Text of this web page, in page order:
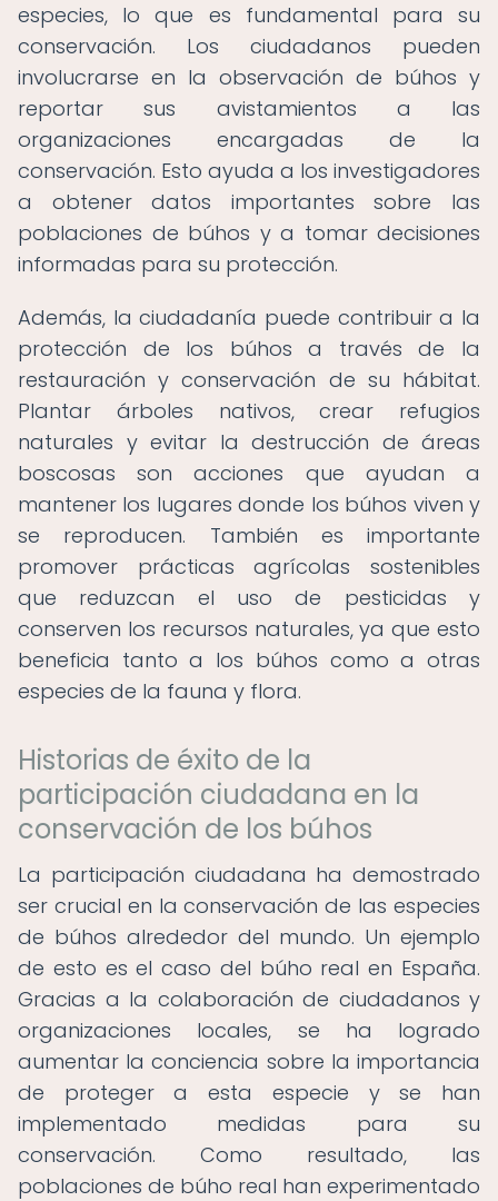
especies, lo que es fundamental para su
conservación. Los ciudadanos pueden
involucrarse en la observación de búhos y
reportar sus avistamientos a las
organizaciones encargadas de la
conservación. Esto ayuda a los investigadores
a obtener datos importantes sobre las
poblaciones de búhos y a tomar decisiones
informadas para su protección.
Además, la ciudadanía puede contribuir a la
protección de los búhos a través de la
restauración y conservación de su hábitat.
Plantar árboles nativos, crear refugios
naturales y evitar la destrucción de áreas
boscosas son acciones que ayudan a
mantener los lugares donde los búhos viven y
se reproducen. También es importante
promover prácticas agrícolas sostenibles
que reduzcan el uso de pesticidas y
conserven los recursos naturales, ya que esto
beneficia tanto a los búhos como a otras
especies de la fauna y flora.
Historias de éxito de la
participación ciudadana en la
conservación de los búhos
La participación ciudadana ha demostrado
ser crucial en la conservación de las especies
de búhos alrededor del mundo. Un ejemplo
de esto es el caso del búho real en España.
Gracias a la colaboración de ciudadanos y
organizaciones locales, se ha logrado
aumentar la conciencia sobre la importancia
de proteger a esta especie y se han
implementado medidas para su
conservación. Como resultado, las
poblaciones de búho real han experimentado